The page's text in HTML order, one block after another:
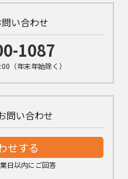
い合わせ
1087
（年末年始除く）
問い合わせ
せする
日以内にご回答